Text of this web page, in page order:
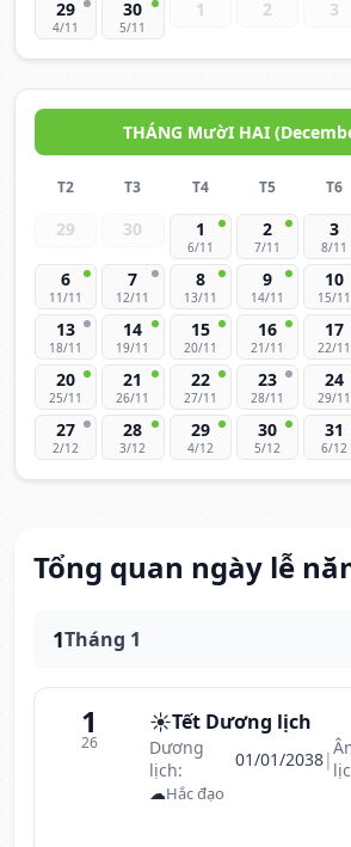
29
4/11
30
5/11
1 2 3
THÁNG MườI HAI
T2 T3 T4 T5 T6
29 30 1
6/11
2
7/11
3
8/11
6
11/11
7
12/11
8
13/11
9
14/11
10
15/11
13
18/11
14
19/11
15
20/11
16
21/11
17
22/11
20
25/11
21
26/11
22
27/11
23
28/11
24
29/11
27
2/12
28
3/12
29
4/12
30
5/12
31
6/12
Tổng quan ngày lễ
1Tháng 1
1
26
☀️Tết Dương lịch
Dương
lịch:
01/01/2038|
☁Hắc đạo